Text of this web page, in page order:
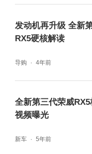
全新第三代荣威
借出色的产品实
选。即日起，购
RX5还能享受多
发动机再升级 全新
RX5硬核解读
导购 4年前
全新第三代荣威
视频曝光
新车 5年前